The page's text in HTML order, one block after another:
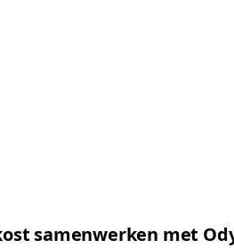
samenwerken met